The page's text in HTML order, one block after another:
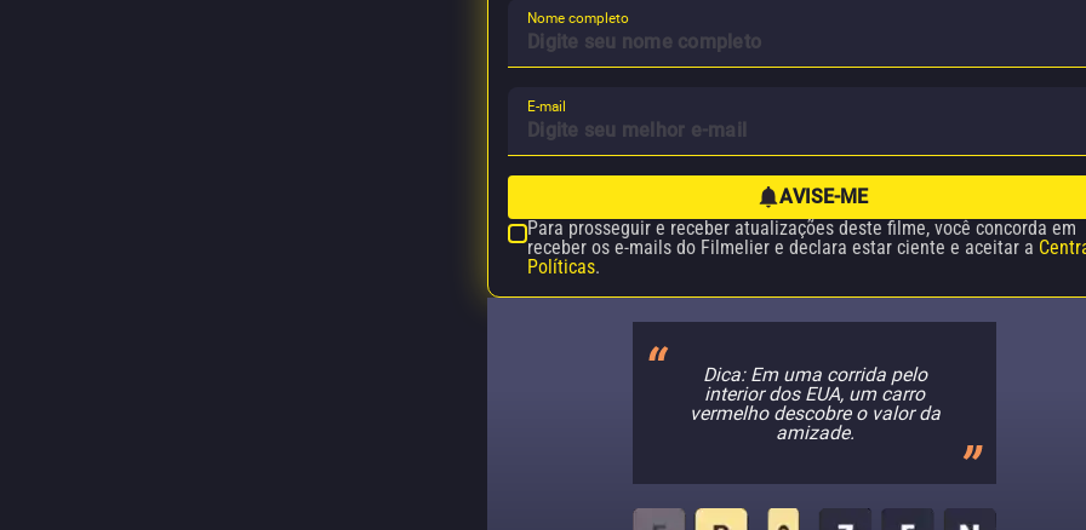
Nome completo
E-mail
AVISE-ME
Para prosseguir e receber atualizações deste filme, você concorda em
receber os e-mails do Filmelier e declara estar ciente e aceitar a
Políticas.
Dica: Em uma corrida pelo
interior dos EUA, um carro
vermelho descobre o valor da
amizade.